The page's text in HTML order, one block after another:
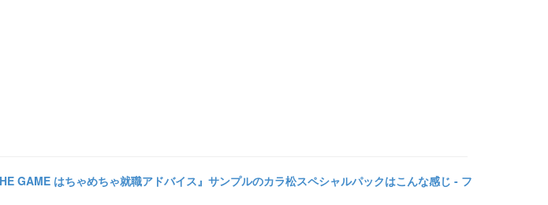
GAME はちゃめちゃ就職アドバイス』サンプルのカラ松スペシャルパックはこんな感じ - フ